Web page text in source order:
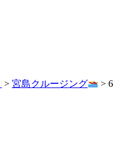
> 宮島クルージング >6